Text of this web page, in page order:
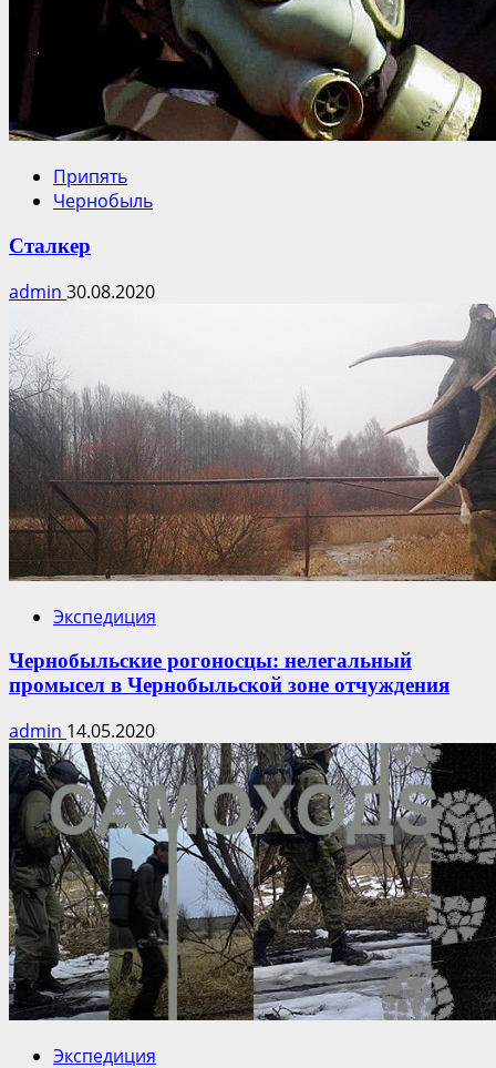
Припять
Чернобыль
Сталкер
admin 30.08.2020
Экспедиция
Чернобыльские рогоносцы: нелегальный
промысел в Чернобыльской зоне отчуждения
admin 14.05.2020
Экспедиция